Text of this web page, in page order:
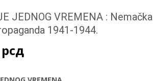
JEDNOG VREMENA : Nemačka
1941-1944.
рсд